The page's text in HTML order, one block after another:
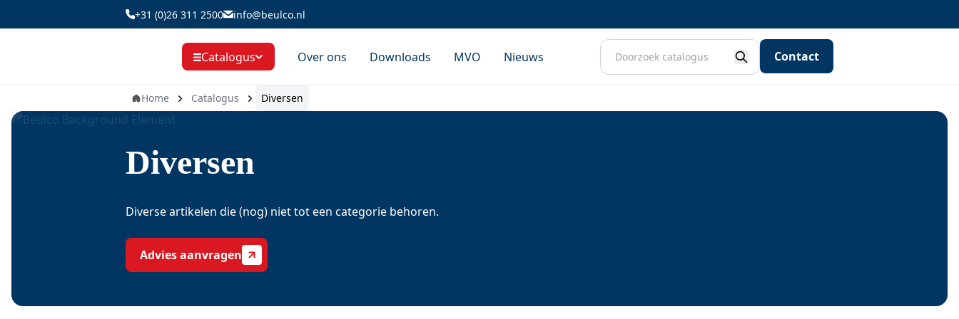
naar
+31 (0)26 311 2500 info@beulco.nl
Catalogus Over ons Downloads MVO Nieuws
Zoeken
Zoeken
Contact
Home Catalogus Diversen
Diversen
Diverse artikelen die (nog) niet tot een categorie behoren.
Advies aanvragen